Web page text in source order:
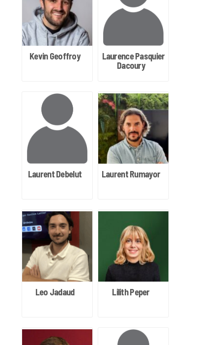
Kevin Geoffroy
Laurence Pasquier
Dacoury
Laurent Debelut Laurent Rumayor
Leo Jadaud Lilith Peper